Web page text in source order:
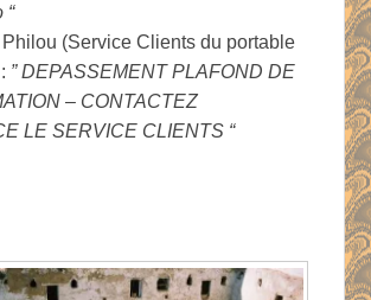
“
(Service Clients du portable
” DEPASSEMENT PLAFOND DE
– CONTACTEZ
LE SERVICE CLIENTS “